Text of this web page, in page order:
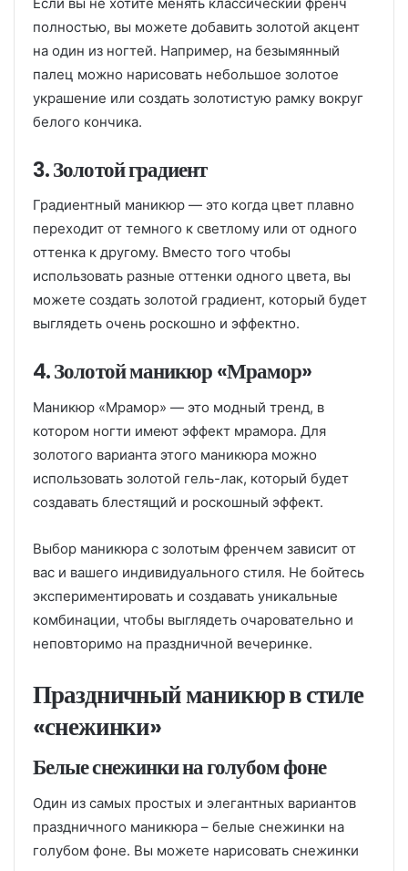
полностью, вы можете добавить золотой акцент
на один из ногтей. Например, на безымянный
палец можно нарисовать небольшое золотое
украшение или создать золотистую рамку вокруг
белого кончика.
3. Золотой градиент
Градиентный маникюр — это когда цвет плавно
переходит от темного к светлому или от одного
оттенка к другому. Вместо того чтобы
использовать разные оттенки одного цвета, вы
можете создать золотой градиент, который будет
выглядеть очень роскошно и эффектно.
4. Золотой маникюр «Мрамор»
Маникюр «Мрамор» — это модный тренд, в
котором ногти имеют эффект мрамора. Для
золотого варианта этого маникюра можно
использовать золотой гель-лак, который будет
создавать блестящий и роскошный эффект.
Выбор маникюра с золотым френчем зависит от
вас и вашего индивидуального стиля. Не бойтесь
экспериментировать и создавать уникальные
комбинации, чтобы выглядеть очаровательно и
неповторимо на праздничной вечеринке.
Праздничный маникюр в стиле
«снежинки»
Белые снежинки на голубом фоне
Один из самых простых и элегантных вариантов
праздничного маникюра – белые снежинки на
голубом фоне. Вы можете нарисовать снежинки